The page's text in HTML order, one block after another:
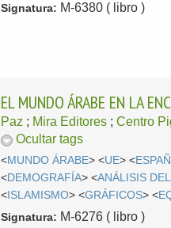
Signatura: M-6380 ( libro )
EL MUNDO ÁRABE EN LA
Paz ; Mira Editores ;Centro
Ocultar tags
<MUNDO ÁRABE> <UE> <
<DEMOGRAFÍA> <ANÁLISIS
< ISLAMISMO> <GRÁFICOS> <
Signatura: M-6276 ( libro )